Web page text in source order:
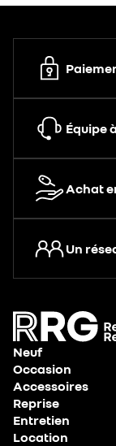
Équipe
Achat
Un
Neuf
Occasion
Accessoires
Reprise
Entretien
Location